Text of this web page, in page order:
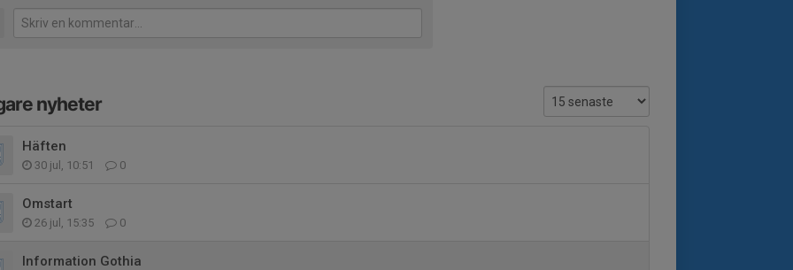
nyheter
Häften
30 jul, 10:51 0
Omstart
26 jul, 15:35 0
Information Gothia